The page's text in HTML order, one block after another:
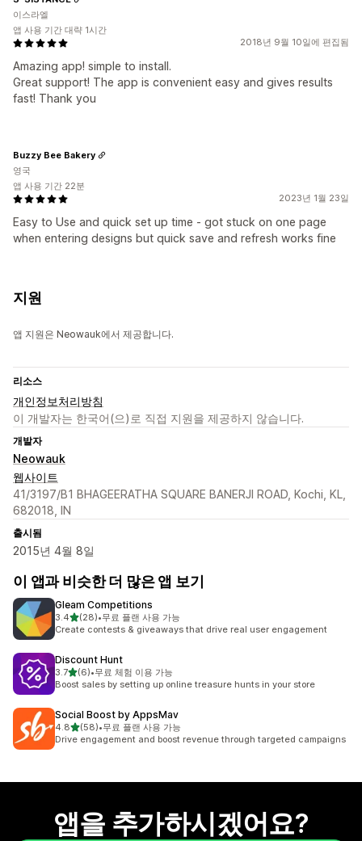
2018년 9월 10일에 편집됨
Amazing app! simple to install.
Great support! The app is convenient easy and gives results
fast! Thank you
이스라엘
앱 사용 기간 대략 1시간
2023년 1월 23일
Easy to Use and quick set up time - got stuck on one page
when entering designs but quick save and refresh works fine
Buzzy Bee Bakery
영국
앱 사용 기간 22분
지원
앱 지원은 Neowauk에서 제공합니다.
리소스
개인정보처리방침
이 개발자는 한국어(으)로 직접 지원을 제공하지 않습니다.
개발자
Neowauk
웹사이트
41/3197/B1 BHAGEERATHA SQUARE BANERJI ROAD, Kochi, KL,
682018, IN
출시됨
2015년 4월 8일
이 앱과 비슷한 더 많은 앱 보기
Gleam Competitions
3.4별 5개 중
(28)
총 리뷰 28개
•무료 플랜 사용 가능
Create contests & giveaways that drive real user engagement
Discount Hunt
3.7별 5개 중
(6)
총 리뷰 6개
•무료 체험 이용 가능
Boost sales by setting up online treasure hunts in your store
Social Boost by AppsMav
4.8별 5개 중
(58)
총 리뷰 58개
•무료 플랜 사용 가능
Drive engagement and boost revenue through targeted campaigns
앱을 추가하시겠어요?